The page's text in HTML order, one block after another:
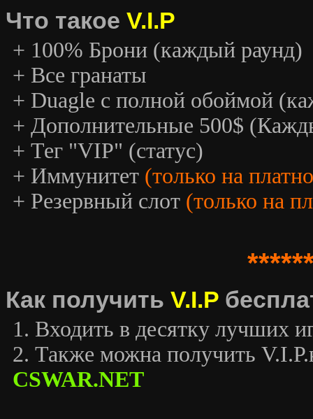
Что такое V.I.P
+ 100% Брони (каждый раунд)
+ Все гранаты
+ Duagle с полной обоймой
+ Дополнительные 500$
+ Тег "VIP" (статус)
+ Иммунитет (только на
+ Резервный слот (только на
Как получить V.I.P
1. Входить в десятку лучших
2. Также можна получить
CSWAR.NET